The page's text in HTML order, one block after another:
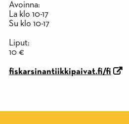
Avoinna:
La klo 10-17
Su klo 10-17
Liput:
10 €
fiskarsinantiikkipaivat.fi/fi